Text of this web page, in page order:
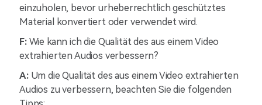
einzuholen, bevor urheberrechtlich geschütztes
Material konvertiert oder verwendet wird.
F:Wie kann ich die Qualität des aus einem Video
extrahierten Audios verbessern?
A: Um die Qualität des aus einem Video extrahierten
Audios zu verbessern, beachten Sie die folgenden